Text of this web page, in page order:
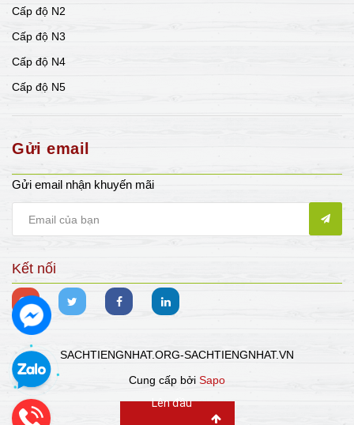
Cấp độ N2
Cấp độ N3
Cấp độ N4
Cấp độ N5
Gửi email
Gửi email nhận khuyến mãi
Kết nối
SACHTIENGNHAT.ORG-SACHTIENGNHAT.VN
Cung cấp bởi Sapo
Lên đầu